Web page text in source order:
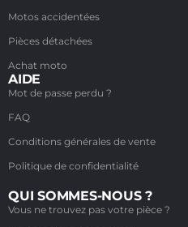
Motos accidentées
Pièces détachées
Achat moto
AIDE
Mot de passe perdu ?
FAQ
Conditions générales de vente
Politique de confidentialité
QUI SOMMES-NOUS ?
Vous ne trouvez pas votre pièce ?